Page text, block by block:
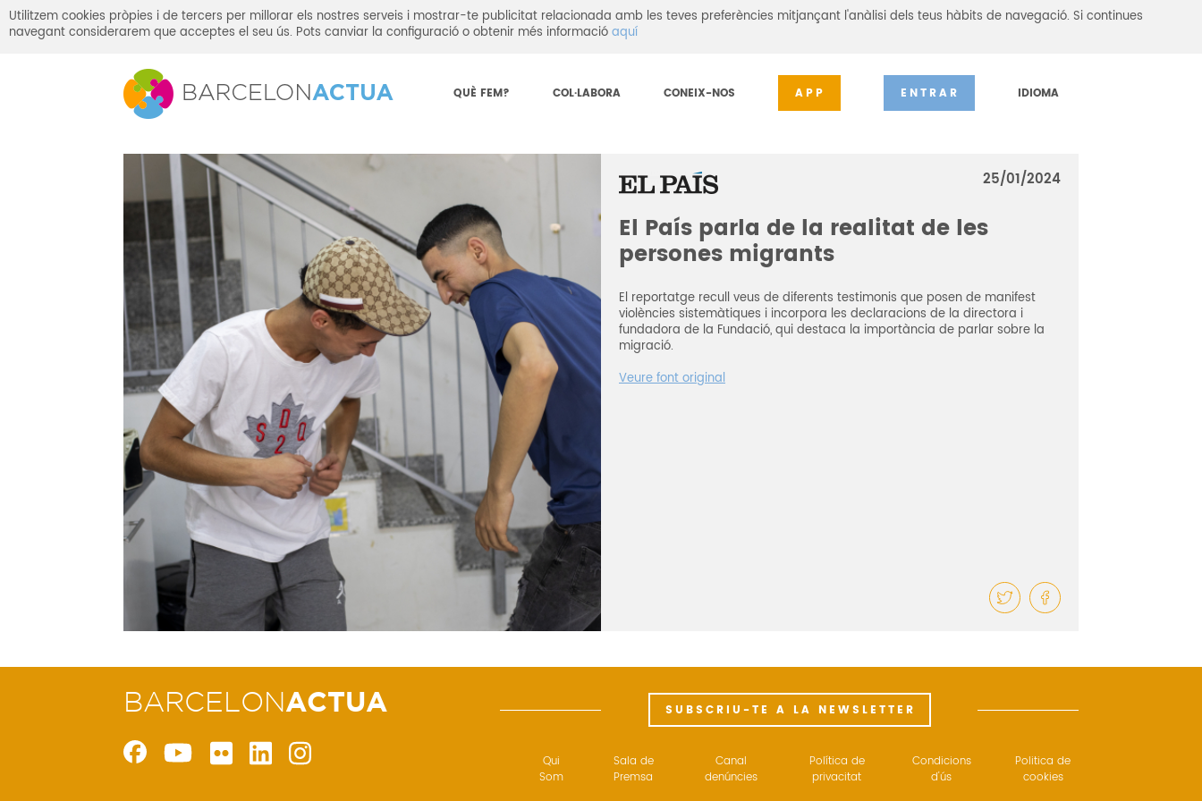
Utilitzem cookies pròpies i de tercers per millorar els nostres serveis i mostrar-te publicitat relacionada amb les teves preferències mitjançant l'anàlisi dels teus hàbits de navegació. Si continues
navegant considerarem que acceptes el seu ús. Pots canviar la configuració o obtenir més informacióaquí
QUÈ FEM? COL·LABORA CONEIX-NOS APP ENTRAR IDIOMA
Inici Sala de premsa El País parla de la realitat de les persones migrants
25/01/2024
El País parla de la realitat de les
persones migrants
El reportatge recull veus de diferents testimonis que posen de manifest
violències sistemàtiques i incorpora les declaracions de la directora i
fundadora de la Fundació, qui destaca la importància de parlar sobre la
migració.
Veure font original
BARCELONACTUA SUBSCRIU-TE A LA NEWSLETTER
Politica de
cookies
Condicions
d'ús
Política de
privacitat
Canal
denúncies
Sala de
Premsa
Qui
Som